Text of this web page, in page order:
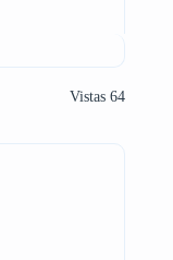
Vistas 64